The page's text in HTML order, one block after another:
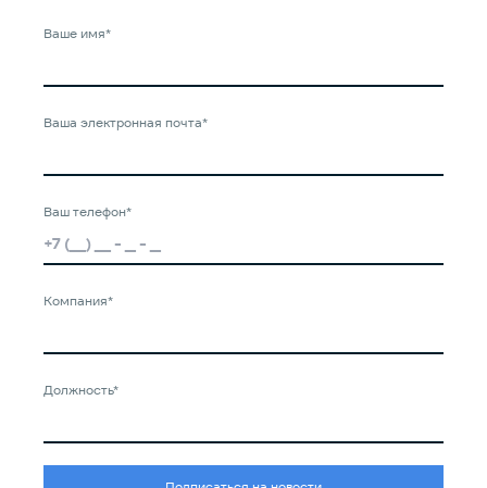
Ваше имя*
Ваша электронная почта*
Ваш телефон*
Компания*
Должность*